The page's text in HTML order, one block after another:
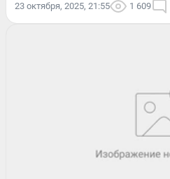
23 октября, 2025, 21:55 1 609